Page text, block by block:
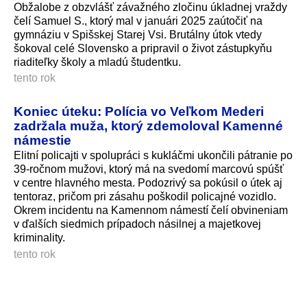
Obžalobe z obzvlášť závažného zločinu úkladnej vraždy
čelí Samuel S., ktorý mal v januári 2025 zaútočiť na
gymnáziu v Spišskej Starej Vsi. Brutálny útok vtedy
šokoval celé Slovensko a pripravil o život zástupkyňu
riaditeľky školy a mladú študentku.
tento rok
Koniec úteku: Polícia vo Veľkom Mederi
zadržala muža, ktorý zdemoloval Kamenné
námestie
Elitní policajti v spolupráci s kukláčmi ukončili pátranie po
39-ročnom mužovi, ktorý má na svedomí marcovú spúšť
v centre hlavného mesta. Podozrivý sa pokúsil o útek aj
tentoraz, pričom pri zásahu poškodil policajné vozidlo.
Okrem incidentu na Kamennom námestí čelí obvineniam
v ďalších siedmich prípadoch násilnej a majetkovej
kriminality.
tento rok